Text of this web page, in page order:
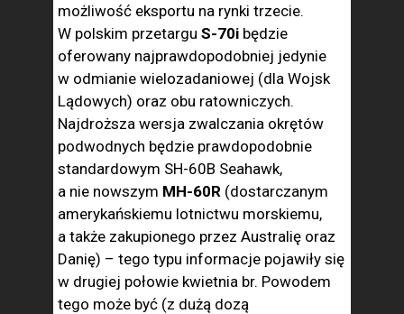
możliwość eksportu na rynki trzecie.
W polskim przetargu S-70i będzie
oferowany najprawdopodobniej jedynie
w odmianie wielozadaniowej (dla Wojsk
Lądowych) oraz obu ratowniczych.
Najdroższa wersja zwalczania okrętów
podwodnych będzie prawdopodobnie
standardowym SH-60B Seahawk,
a nie nowszym MH-60R (dostarczanym
amerykańskiemu lotnictwu morskiemu,
a także zakupionego przez Australię oraz
Danię) – tego typu informacje pojawiły się
w drugiej połowie kwietnia br. Powodem
tego może być (z dużą dozą